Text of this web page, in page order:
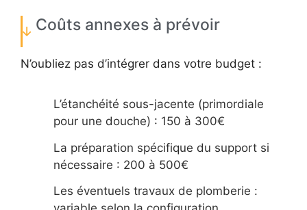
Coûts annexes à prévoir
N’oubliez pas d’intégrer dans votre budget :
L’étanchéité sous-jacente (primordiale
pour une douche) : 150 à 300€
La préparation spécifique du support si
nécessaire : 200 à 500€
Les éventuels travaux de plomberie :